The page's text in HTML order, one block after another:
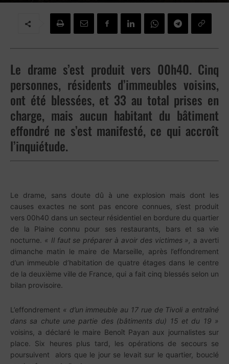
Par Redaction - 9 avril 2023
Le drame s’est produit vers 00h40. Cinq
personnes, résidents d’immeubles voisins,
ont été blessées, et 33 au total prises en
charge, mais aucun habitant du bâtiment
effondré ne s’est manifesté, ce qui accroît
l’inquiétude.
Le drame, sans doute dû à une explosion mais dont les
causes exactes ne sont pas encore connues, s’est produit
vers 00h40 dans un secteur résidentiel en bordure du quartier
de la Plaine connu pour ses restaurants, bars et sa vie
nocturne. « Il faut se préparer à avoir des victimes »,
a averti
dimanche matin le maire de Marseille, après l’effondrement
d’un immeuble d’habitation de quatre étages dans le centre
de la deuxième ville de France, qui a fait cinq blessés selon un
bilan provisoire.
L’effondrement « d’un immeuble au 17 rue de Tivoli a entraîné
dans sa chute une partie des (bâtiments du) 15 et du 19 »
voisins, a déclaré le maire Benoît Payan aux journalistes sur
place. Six heures plus tard, les opérations de secours se
poursuivent alors que le jour se levait sur le quartier, bouclé